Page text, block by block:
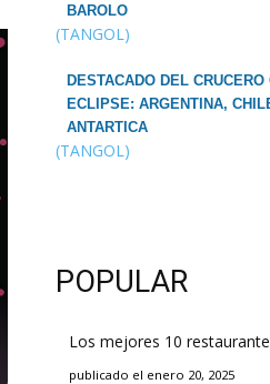
BAROLO
(TANGOL)
DESTACADO DEL
ECLIPSE: ARGENTINA,
ANTARTICA
(TANGOL)
POPULAR
Los mejores 10
publicado el enero 20, 2025